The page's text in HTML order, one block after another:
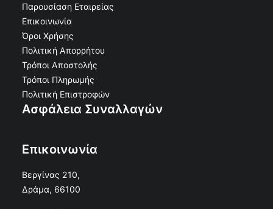
Παρουσίαση Εταιρείας
Επικοινωνία
Όροι Χρήσης
Πολιτική Απορρήτου
Τρόποι Αποστολής
Τρόποι Πληρωμής
Πολιτική Επιστροφών
Ασφάλεια Συναλλαγών
Επικοινωνία
Βεργίνας 210,
Δράμα, 66100